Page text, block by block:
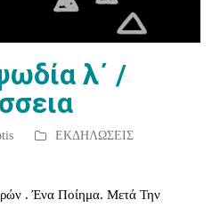
λ΄ /
ΕΚΔΗΛΩΣΕΙΣ
. Ένα Ποίημα. Μετά Την